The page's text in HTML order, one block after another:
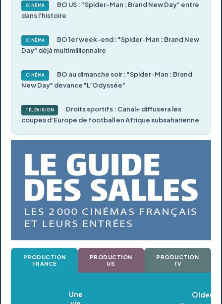
CINÉMA
BO US : “Spider-Man : Brand New Day” entre
dans l’histoire
CINÉMA
BO 1er week-end : "Spider-Man : Brand New
Day" déjà multimillionnaire
CINÉMA
BO au dimanche soir : "Spider-Man : Brand
New Day" devance "L’Odyssée"
TÉLÉVISION
Droits sportifs : Canal+ diffusera les
coupes d’Europe de football en Afrique subsaharienne
PRODUCTION
FRANCE
PRODUCTION
US
PRODUCTION
TV
Oldeupe